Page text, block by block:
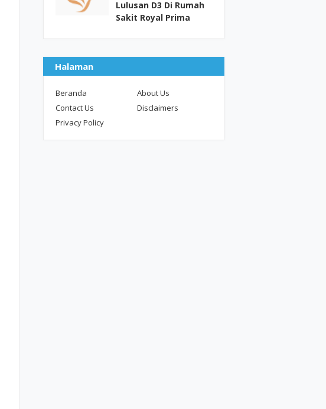
Lulusan D3 Di Rumah
Sakit Royal Prima
Halaman
Beranda
About Us
Contact Us
Disclaimers
Privacy Policy